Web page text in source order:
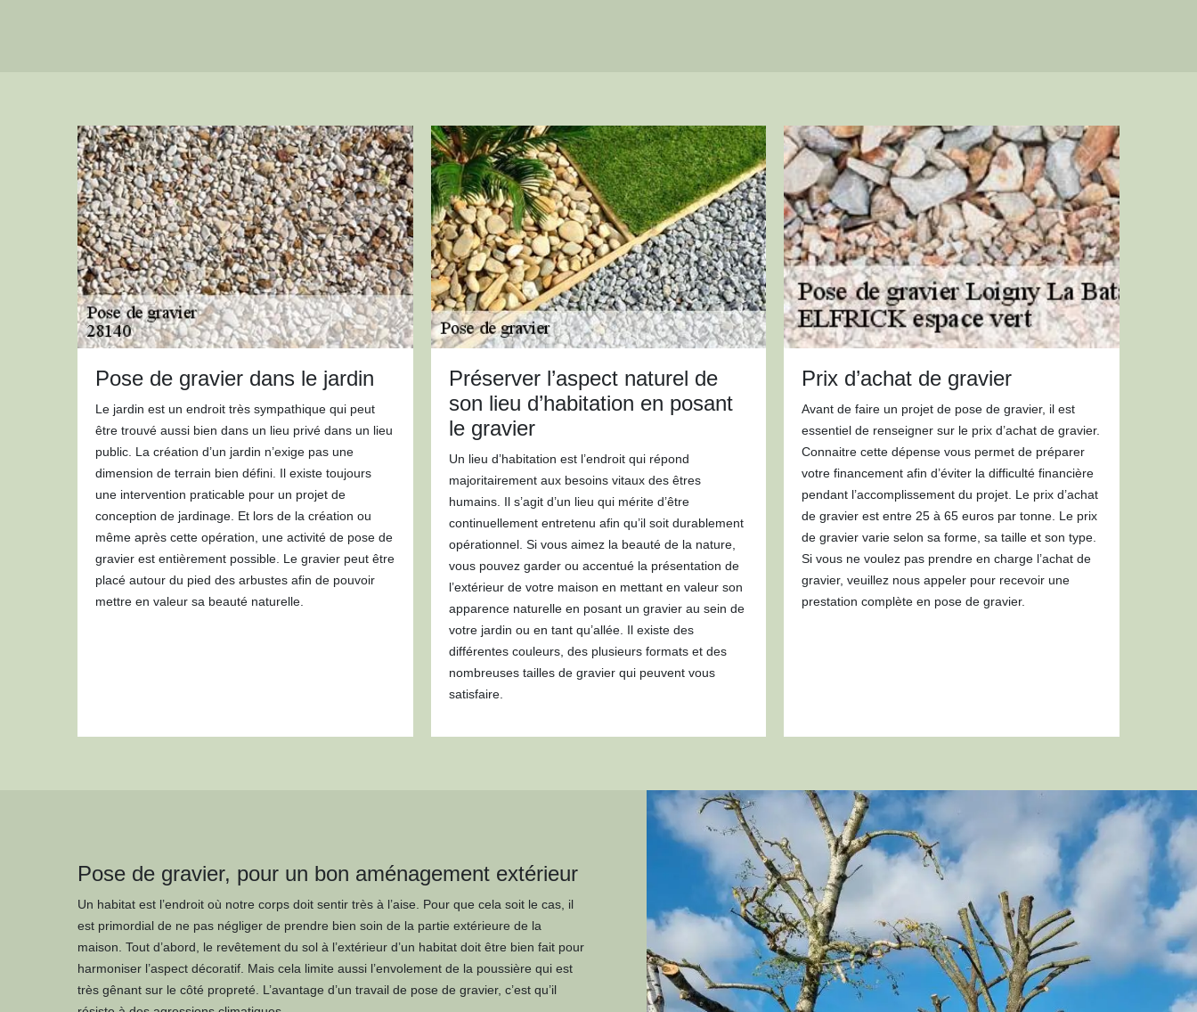
Pose de gravier dans le jardin
Le jardin est un endroit très sympathique qui peut
être trouvé aussi bien dans un lieu privé dans un lieu
public. La création d’un jardin n’exige pas une
dimension de terrain bien défini. Il existe toujours
une intervention praticable pour un projet de
conception de jardinage. Et lors de la création ou
même après cette opération, une activité de pose de
gravier est entièrement possible. Le gravier peut être
placé autour du pied des arbustes afin de pouvoir
mettre en valeur sa beauté naturelle.
Préserver l’aspect naturel de
son lieu d’habitation en posant
le gravier
Un lieu d’habitation est l’endroit qui répond
majoritairement aux besoins vitaux des êtres
humains. Il s’agit d’un lieu qui mérite d’être
continuellement entretenu afin qu’il soit durablement
opérationnel. Si vous aimez la beauté de la nature,
vous pouvez garder ou accentué la présentation de
l’extérieur de votre maison en mettant en valeur son
apparence naturelle en posant un gravier au sein de
votre jardin ou en tant qu’allée. Il existe des
différentes couleurs, des plusieurs formats et des
nombreuses tailles de gravier qui peuvent vous
satisfaire.
Prix d’achat de gravier
Avant de faire un projet de pose de gravier, il est
essentiel de renseigner sur le prix d’achat de gravier.
Connaitre cette dépense vous permet de préparer
votre financement afin d’éviter la difficulté financière
pendant l’accomplissement du projet. Le prix d’achat
de gravier est entre 25 à 65 euros par tonne. Le prix
de gravier varie selon sa forme, sa taille et son type.
Si vous ne voulez pas prendre en charge l’achat de
gravier, veuillez nous appeler pour recevoir une
prestation complète en pose de gravier.
Pose de gravier, pour un bon aménagement extérieur
Un habitat est l’endroit où notre corps doit sentir très à l’aise. Pour que cela soit le cas, il
est primordial de ne pas négliger de prendre bien soin de la partie extérieure de la
maison. Tout d’abord, le revêtement du sol à l’extérieur d’un habitat doit être bien fait pour
harmoniser l’aspect décoratif. Mais cela limite aussi l’envolement de la poussière qui est
très gênant sur le côté propreté. L’avantage d’un travail de pose de gravier, c’est qu’il